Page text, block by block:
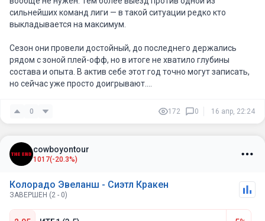
сильнейших команд лиги — в такой ситуации редко кто
выкладывается на максимум.
Сезон они провели достойный, до последнего держались
рядом с зоной плей-офф, но в итоге не хватило глубины
состава и опыта. В актив себе этот год точно могут записать,
но сейчас уже просто доигрывают.
Колорадо же — совсем другая история.
очкам, и даже несмотря на то, что в прошлом матче дали
отдых лидерам, сегодня состав всё равно выходит
максимально боевой.
Не сыграют Натан Маккиннон и Мартин Нечас, но при этом в
0 172 0 16 апр, 22:24
cowboyontour
1017(-20.3%)
Колорадо Эвеланш - Сиэтл Кракен
ЗАВЕРШЕН (2 - 0)